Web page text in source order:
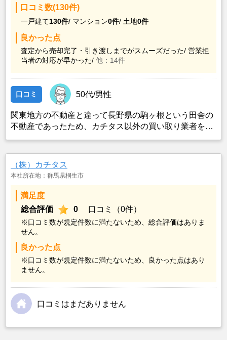
口コミ数(130件)
一戸建て130件/ マンション0件/ 土地0件
良かった点
査定から売却完了・引き渡しまでがスムーズだった/ 営業担
当者の対応が早かった/ 他：14件
口コミ 50代/男性
関東地方の不動産と違って長野県の駒ヶ根という田舎の
不動産であったため、カチタス以外の買い取り業者をみ
も空き家の状態で不動産を残しておけないと考えて売却
を決めた。
（株）カチタス
本社所在地：群馬県桐生市
満足度
総合評価
0 口コミ（0件）
※口コミ数が規定件数に満たないため、総合評価はありま
せん。
良かった点
※口コミ数が規定件数に満たないため、良かった点はあり
ません。
口コミはまだありません